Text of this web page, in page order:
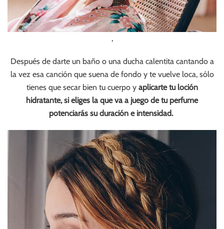
,
Después de darte un baño o una ducha calentita cantando a
la vez esa canción que suena de fondo y te vuelve loca, sólo
tienes que secar bien tu cuerpo y aplicarte tu loción
hidratante, si eliges la que va a juego de tu perfume
potenciarás su duración e intensidad.